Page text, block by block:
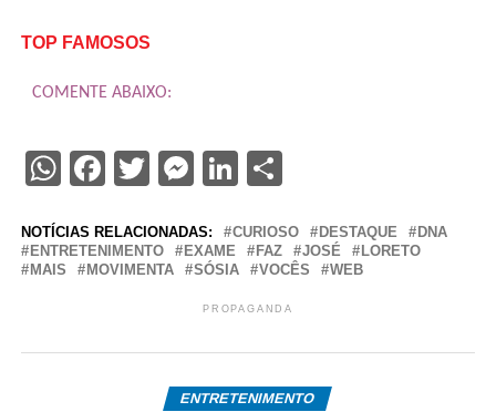
TOP FAMOSOS
COMENTE ABAIXO:
WhatsApp
Facebook
Twitter
Messenger
LinkedIn
Share
NOTÍCIAS RELACIONADAS: CURIOSO DESTAQUE
DNA
ENTRETENIMENTO
EXAME FAZ JOSÉ
LORETO
MAIS
MOVIMENTA SÓSIA VOCÊS WEB
PROPAGANDA
ENTRETENIMENTO